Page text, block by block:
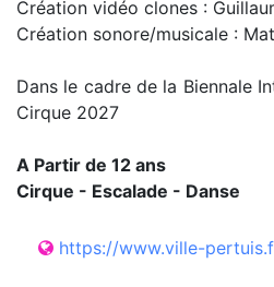
Création vidéo clones :
Création sonore/musicale :
Dans le cadre de la Biennale
Cirque 2027
A Partir de 12 ans
Cirque - Escalade - Danse
https://www.ville-pertuis.fr/ma-ville/culture/